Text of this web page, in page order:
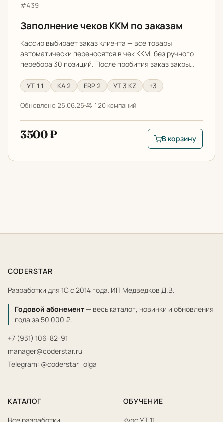
Артикул:
#439
Заполнение чеков ККМ по заказам
Кассир выбирает заказ клиента — все товары
автоматически переносятся в чек ККМ, без ручного
перебора 30 позиций. После пробития заказ закры…
УТ 11 КА 2 ERP 2 УТ 3 KZ +3
Обновлено 25.06.25 120 компаний
3500 ₽
В корзину:
В корзину
CODERSTAR
Разработки для 1С с 2014 года. ИП Медведков Д.В.
Годовой абонемент — весь каталог, новинки и обновления
года за 50 000 ₽.
+7 (931) 106-82-91
manager@coderstar.ru
Telegram: @coderstar_olga
КАТАЛОГ
Все разработки
ОБУЧЕНИЕ
Курс УТ 11